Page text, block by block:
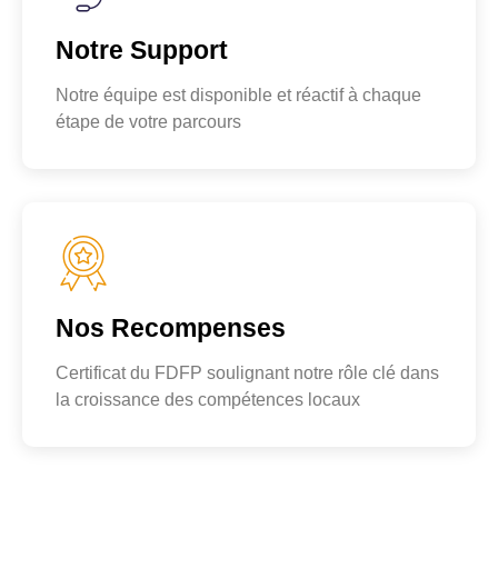
Notre Support
Notre équipe est disponible et réactif à chaque
étape de votre parcours
Nos Recompenses
Certificat du FDFP soulignant notre rôle clé dans
la croissance des compétences locaux